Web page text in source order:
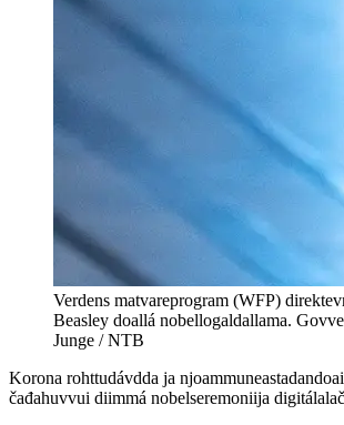
Verdens matvareprogram (WFP)
Beasley doallá nobellogaldallama.
Junge / NTB
Korona rohttudávdda ja
čađahuvvui diimmá nobelseremoniija